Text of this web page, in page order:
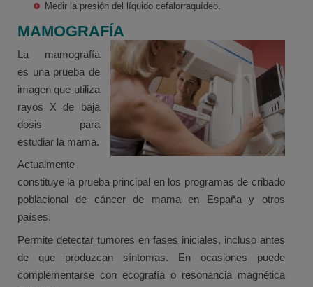
Medir la presión del líquido cefalorraquídeo.
MAMOGRAFÍA
La mamografía
es una prueba de
imagen que utiliza
rayos X de baja
dosis para
estudiar la mama.
Actualmente
constituye la prueba principal en los programas de cribado
poblacional de cáncer de mama en España y otros
países.
Permite detectar tumores en fases iniciales, incluso antes
de que produzcan síntomas. En ocasiones puede
complementarse con ecografía o resonancia magnética